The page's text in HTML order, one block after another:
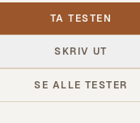
TA TESTEN
SKRIV UT
SE ALLE TESTER